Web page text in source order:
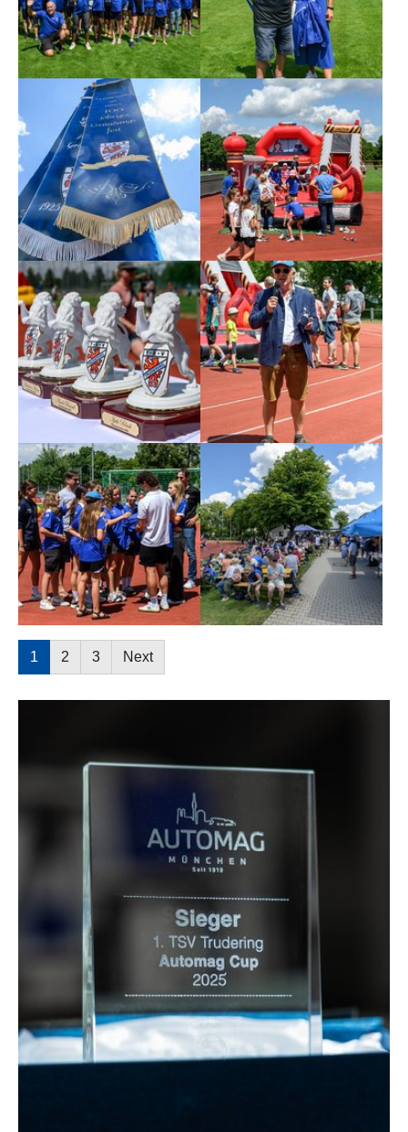
Show larger version Show larger version
Show larger version Show larger version
Show larger version Show larger version
1 2 3 Next